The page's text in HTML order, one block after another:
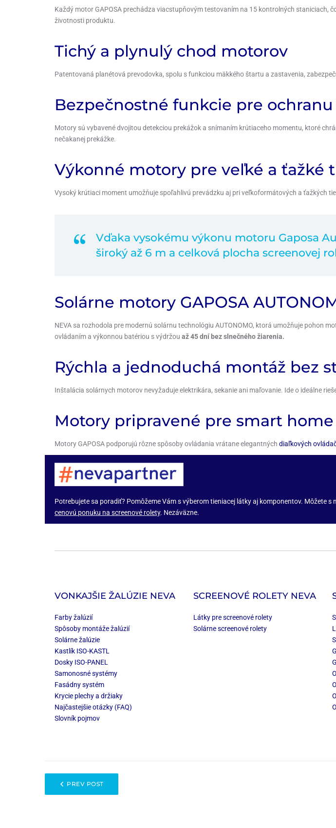
Každý motor GAPOSA prechádza viacstupňovým testovaním na 15 kontrolných staniciach,
životnosti produktu.
Tichý a plynulý chod motorov
Patentovaná planétová prevodovka, spolu s funkciou mäkkého štartu a zastavenia,
Bezpečnostné funkcie pre
Motory sú vybavené dvojitou detekciou prekážok a snímaním krútiaceho momentu, ktoré
nečakanej prekážke.
Výkonné motory pre veľké a ťažké
Vysoký krútiaci moment umožňuje spoľahlivú prevádzku aj pri veľkoformátových a ťažkých
Vďaka vysokému výkonu motoru Gaposa
široký až 6 m a celková plocha screenovej
Solárne motory GAPOSA
NEVA sa rozhodola pre modernú solárnu technológiu AUTONOMO, ktorá umožňuje pohon
ovládaním a výkonnou batériou s výdržou až 45 dní bez slnečného žiarenia.
Rýchla a jednoduchá montáž bez
Inštalácia solárnych motorov nevyžaduje elektrikára, sekanie ani maľovanie. Ide o ideálne
Motory pripravené pre smart
Motory GAPOSA podporujú rôzne spôsoby ovládania vrátane elegantných diaľkových
Potrebujete sa poradiť? Pomôžeme Vám s výberom tieniacej látky aj komponentov. Môžete
cenovú ponuku na screenové rolety. Nezáväzne.
VONKAJŠIE ŽALÚZIE NEVA
Farby žalúzií
Spôsoby montáže žalúzií
Solárne žalúzie
Kastlík ISO-KASTL
Dosky ISO-PANEL
Samonosné systémy
Fasádny systém
Krycie plechy a držiaky
Najčastejšie otázky (FAQ)
Slovník pojmov
SCREENOVÉ ROLETY NEVA
Látky pre screenové rolety
Solárne screenové rolety
PREV POST